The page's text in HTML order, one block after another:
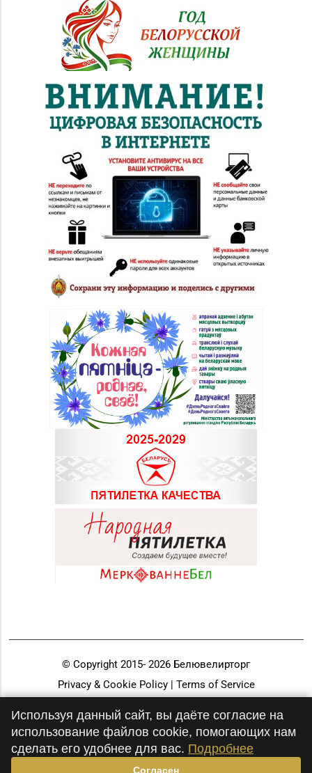
© Copyright 2015- 2026 Белювелирторг
Privacy & Cookie Policy | Terms of Service
Используя данный сайт, вы даёте согласие на
использование файлов cookie, помогающих нам
сделать его удобнее для вас. Подробнее
Согласен